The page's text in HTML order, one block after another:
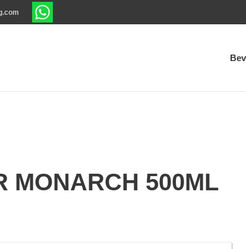
MONARCH 500ML